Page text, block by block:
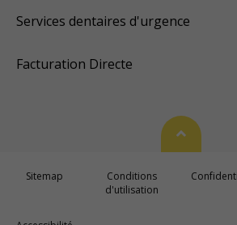
Services dentaires d'urgence
Facturation Directe
Haut
Sitemap
Conditions
d'utilisation